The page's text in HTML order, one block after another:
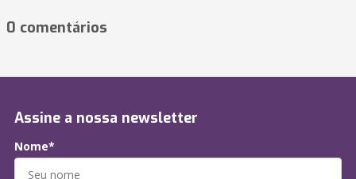
0 comentários
Assine a nossa newsletter
Nome*